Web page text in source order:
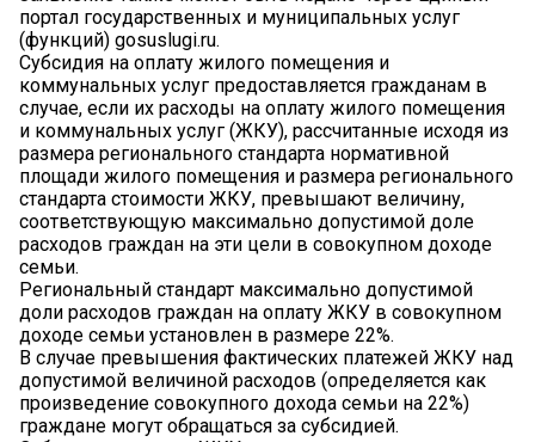
портал государственных и муниципальных услуг
(функций) gosuslugi.ru.
Субсидия на оплату жилого помещения и
коммунальных услуг предоставляется гражданам в
случае, если их расходы на оплату жилого помещения
и коммунальных услуг (ЖКУ), рассчитанные исходя из
размера регионального стандарта нормативной
площади жилого помещения и размера регионального
стандарта стоимости ЖКУ, превышают величину,
соответствующую максимально допустимой доле
расходов граждан на эти цели в совокупном доходе
семьи.
Региональный стандарт максимально допустимой
доли расходов граждан на оплату ЖКУ в совокупном
доходе семьи установлен в размере 22%.
В случае превышения фактических платежей ЖКУ над
допустимой величиной расходов (определяется как
произведение совокупного дохода семьи на 22%)
граждане могут обращаться за субсидией.